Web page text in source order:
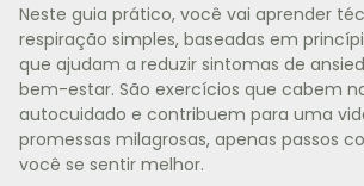
Neste guia prático, você vai aprender
respiração simples, baseadas em
que ajudam a reduzir sintomas de
bem-estar. São exercícios que cabem
autocuidado e contribuem para uma
promessas milagrosas, apenas passos
você se sentir melhor.